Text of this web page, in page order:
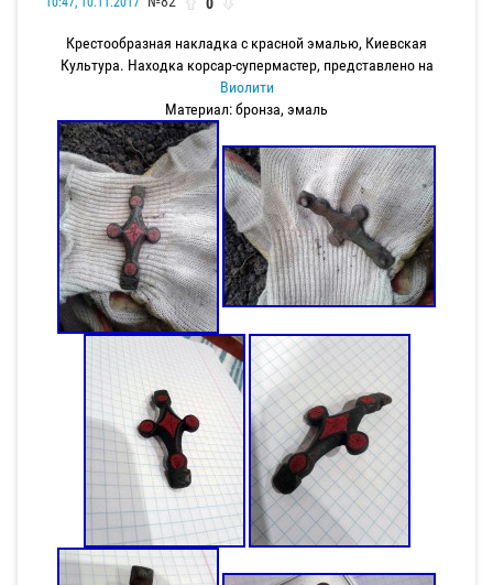
Крестообразная накладка с красной эмалью, Киевская
Культура. Находка корсар-супермастер, представлено на
Виолити
Материал: бронза, эмаль